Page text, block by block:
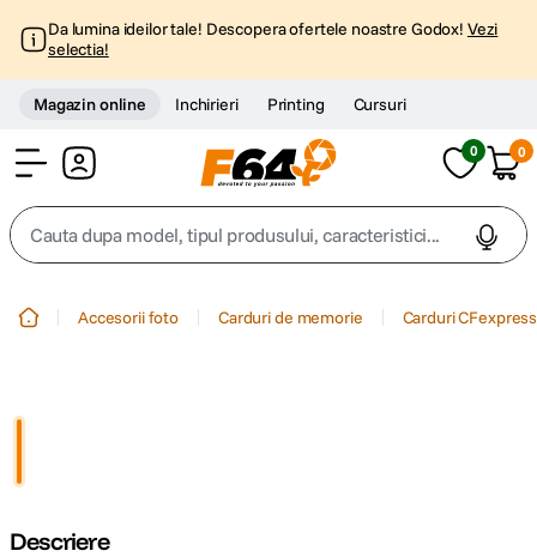
Da lumina ideilor tale! Descopera ofertele noastre Godox! Vezi
selectia!
Magazin online Inchirieri Printing Cursuri
0 0
Cauta dupa model, tipul produsului, caracteristici...
Accesorii foto Carduri de memorie Carduri CFexpress
Descriere